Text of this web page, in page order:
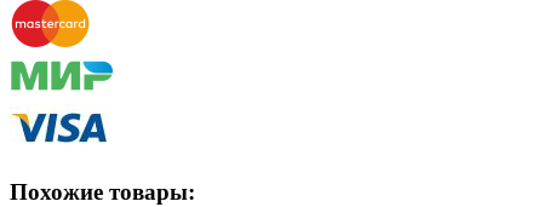
Похожие товары: